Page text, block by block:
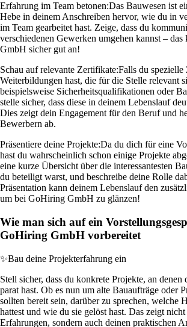
Erfahrung im Team betonen:Das Bauwesen ist
Hebe in deinem Anschreiben hervor, wie du in
im Team gearbeitet hast. Zeige, dass du
verschiedenen Gewerken umgehen kannst –
GmbH sicher gut an!
Schau auf relevante Zertifikate:Falls du
Weiterbildungen hast, die für die Stelle relevant
beispielsweise Sicherheitsqualifikationen oder
stelle sicher, dass diese in deinem Lebenslauf
Dies zeigt dein Engagement für den Beruf und
Bewerbern ab.
Präsentiere deine Projekte:Da du dich für eine
hast du wahrscheinlich schon einige Projekte
eine kurze Übersicht über die interessantesten
du beteiligt warst, und beschreibe deine Rolle
Präsentation kann deinem Lebenslauf den
um bei GoHiring GmbH zu glänzen!
Wie man sich auf ein
GoHiring GmbH vorbereitet
✨Bau deine Projekterfahrung ein
Stell sicher, dass du konkrete Projekte, an denen
parat hast. Ob es nun um alte Bauaufträge oder
sollten bereit sein, darüber zu sprechen, welche
hattest und wie du sie gelöst hast. Das zeigt
Erfahrungen, sondern auch deinen praktischen